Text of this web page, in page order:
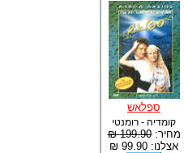
ספלאש
קומדיה - רומנטי
מחיר:199.90 ₪
אצלנו: 99.90 ₪